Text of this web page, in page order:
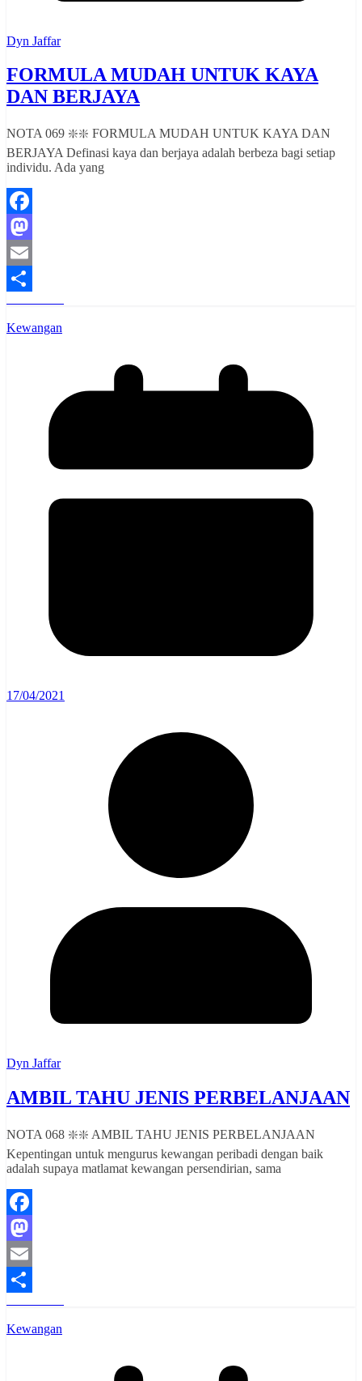
Dyn Jaffar
FORMULA MUDAH UNTUK KAYA
DAN BERJAYA
NOTA 069 ❇️❇️ FORMULA MUDAH UNTUK KAYA DAN
BERJAYA Definasi kaya dan berjaya adalah berbeza bagi setiap
individu. Ada yang
Facebook
Mastodon
Email
Share
Kewangan
17/04/2021
Dyn Jaffar
AMBIL TAHU JENIS PERBELANJAAN
NOTA 068 ❇️❇️ AMBIL TAHU JENIS PERBELANJAAN
Kepentingan untuk mengurus kewangan peribadi dengan baik
adalah supaya matlamat kewangan persendirian, sama
Facebook
Mastodon
Email
Share
Kewangan